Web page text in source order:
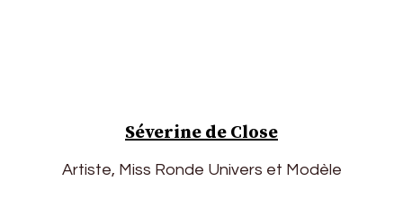
Séverine de Close
Artiste, Miss Ronde Univers et Modèle